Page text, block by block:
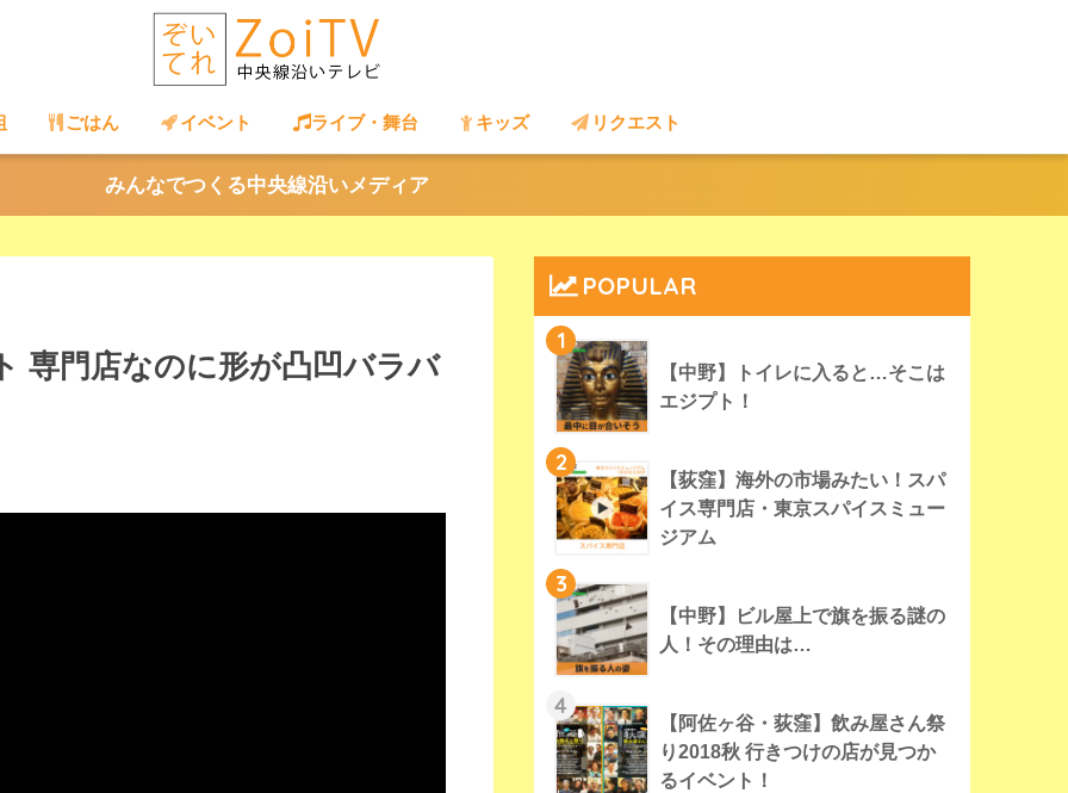
ごはん イベント ライブ・舞台 キッズ リクエスト
みんなでつくる中央線沿いメディア
専門店なのに形が凸凹バラバ
POPULAR
1
【中野】トイレに入ると…そこは
エジプト！
2
【荻窪】海外の市場みたい！スパ
イス専門店・東京スパイスミュー
ジアム
3
【中野】ビル屋上で旗を振る謎の
人！その理由は…
4
【阿佐ヶ谷・荻窪】飲み屋さん祭
り2018秋 行きつけの店が見つか
るイベント！